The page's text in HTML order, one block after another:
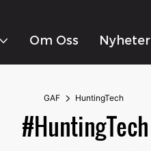
Om Oss Nyheter
GAF HuntingTech
#HuntingTech